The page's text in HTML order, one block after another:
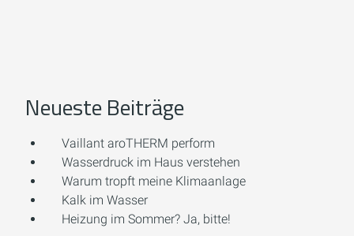
Neueste Beiträge
Vaillant aroTHERM perform
Wasserdruck im Haus verstehen
Warum tropft meine Klimaanlage
Kalk im Wasser
Heizung im Sommer? Ja, bitte!